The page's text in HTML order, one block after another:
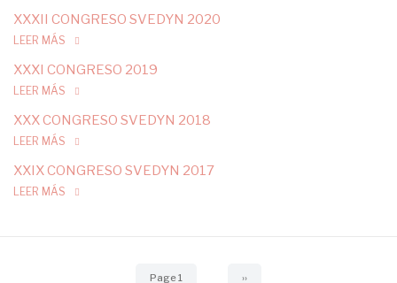
XXXII CONGRESO SVEDYN 2020
LEER MÁS
XXXI CONGRESO 2019
LEER MÁS
XXX CONGRESO SVEDYN 2018
LEER MÁS
XXIX CONGRESO SVEDYN 2017
LEER MÁS
Page 1 Next
››